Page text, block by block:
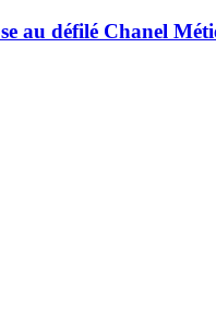
au défilé Chanel